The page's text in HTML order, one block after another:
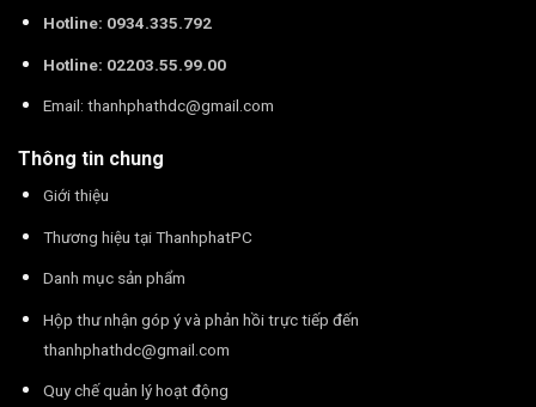
Hotline: 0934.335.792
Hotline: 02203.55.99.00
Email: thanhphathdc@gmail.com
Thông tin chung
Giới thiệu
Thương hiệu tại ThanhphatPC
Danh mục sản phẩm
Hộp thư nhận góp ý và phản hồi trực tiếp đến
thanhphathdc@gmail.com
Quy chế quản lý hoạt động